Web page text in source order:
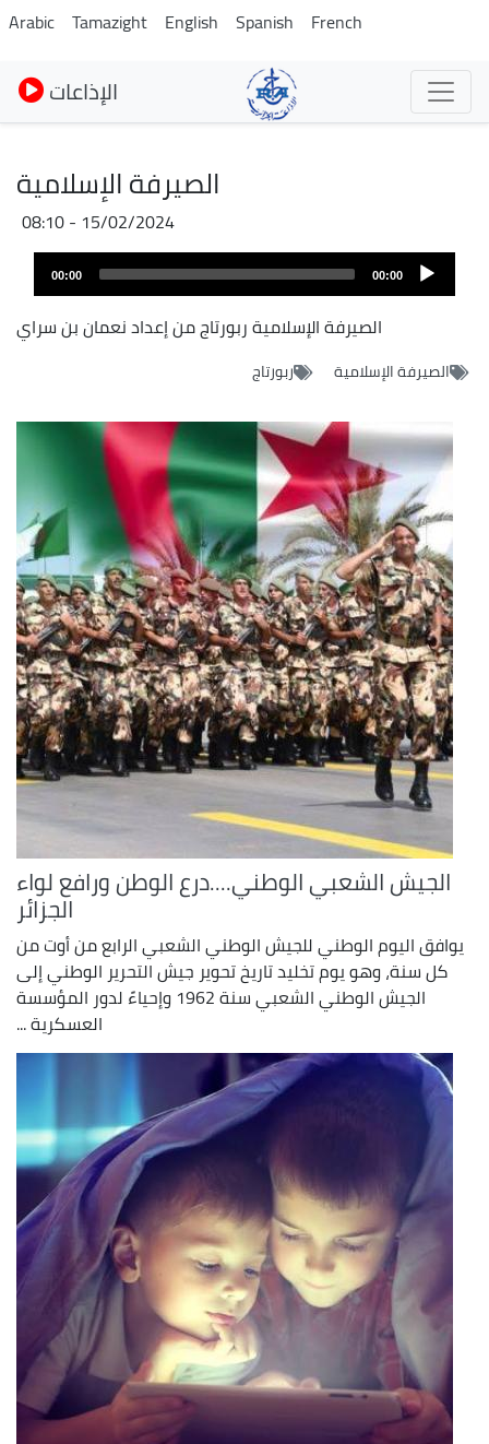
Pasar
al
contenido
principal
Arabic Tamazight English Spanish French
الإذاعات
الصيرفة الإسلامية
15/02/2024 - 08:10
Archivo
audio
00:00
00:00
الصيرفة الإسلامية ربورتاج من إعداد نعمان بن سراي
الصيرفة الإسلامية ربورتاج
الجيش الشعبي الوطني....درع الوطن ورافع لواء
الجزائر
يوافق اليوم الوطني للجيش الوطني الشعبي الرابع من أوت من
كل سنة، وهو يوم تخليد تاريخ تحوير جيش التحرير الوطني إلى
الجيش الوطني الشعبي سنة 1962 وإحياءً لدور المؤسسة
العسكرية ...